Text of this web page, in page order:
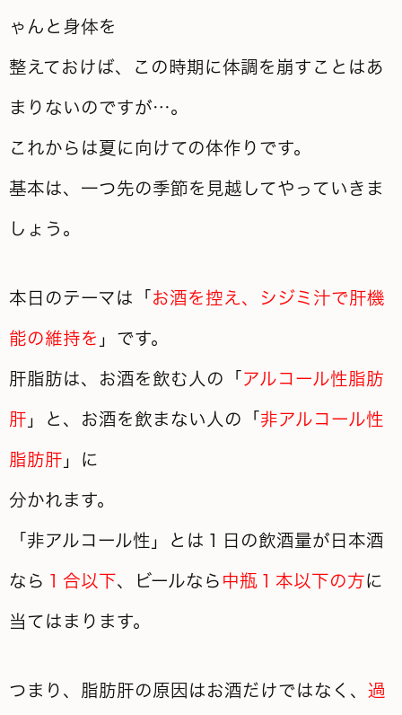
ゃんと身体を
整えておけば、この時期に体調を崩すことはあ
まりないのですが…。
これからは夏に向けての体作りです。
基本は、一つ先の季節を見越してやっていきま
しょう。
本日のテーマは「 お酒を控え、シジミ汁で肝機
能の維持を 」です。
肝脂肪は、お酒を飲む人の「 アルコール性脂肪
肝 」と、お酒を飲まない人の「 非アルコール性
脂肪肝 」に
分かれます。
「非アルコール性」とは１日の飲酒量が日本酒
なら １合以下、ビールなら 中瓶１本以下の方に
当てはまります。
つまり、脂肪肝の原因はお酒だけではなく、 過